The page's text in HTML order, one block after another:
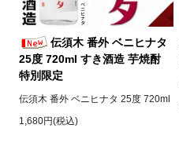
伝須木 番外 ベニヒナタ
25度 720ml すき酒造 芋焼酎
特別限定
伝須木 番外 ベニヒナタ 25度 720ml
1,680円(税込)